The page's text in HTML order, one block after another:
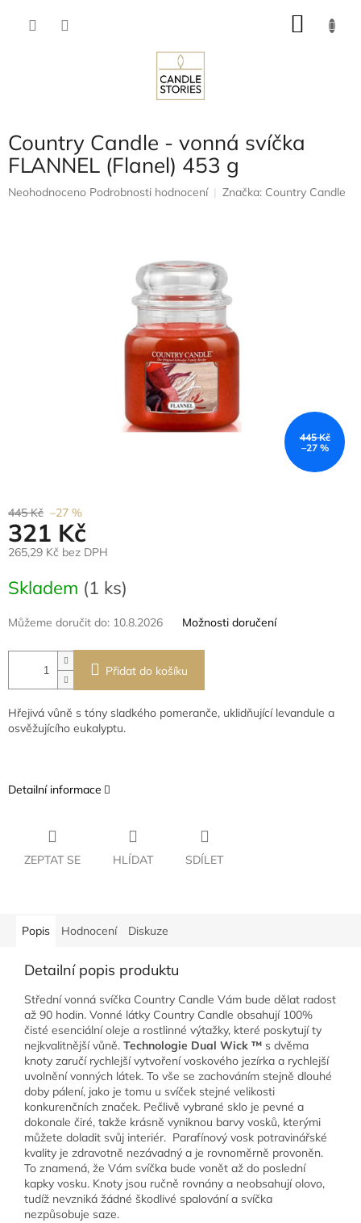
Country Candle - vonná svíčka
FLANNEL (Flanel) 453 g
Průměrné
Neohodnoceno Podrobnosti hodnocení Značka: Country Candle
445 Kč
–27 %
445 Kč –27 %
321 Kč
265,29 Kč bez DPH
cena:
Skladem (1 ks)
Můžeme doručit do: 10.8.2026 Možnosti doručení
Přidat do košíku
Hřejivá vůně s tóny sladkého pomeranče, uklidňující levandule a
osvěžujícího eukalyptu.
Detailní informace
ZEPTAT SE HLÍDAT SDÍLET
Popis Hodnocení Diskuze
Detailní popis produktu
Střední vonná svíčka Country Candle Vám bude dělat radost
až 90 hodin. Vonné látky Country Candle obsahují 100%
čisté esenciální oleje a rostlinné výtažky, které poskytují ty
nejkvalitnější vůně. Technologie Dual Wick ™ s dvěma
knoty zaručí rychlejší vytvoření voskového jezírka a rychlejší
uvolnění vonných látek. To vše se zachováním stejně dlouhé
doby pálení, jako je tomu u svíček stejné velikosti
konkurenčních značek. Pečlivě vybrané sklo je pevné a
dokonale čiré, takže krásně vyniknou barvy vosků, kterými
můžete doladit svůj interiér. Parafínový vosk potravinářské
kvality je zdravotně nezávadný a je rovnoměrně provoněn.
To znamená, že Vám svíčka bude vonět až do poslední
kapky vosku. Knoty jsou ručně rovnány a neobsahují olovo,
tudíž nevzniká žádné škodlivé spalování a svíčka
nezpůsobuje saze.